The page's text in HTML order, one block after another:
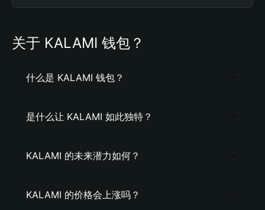
关于 KALAMI 钱包？
什么是 KALAMI 钱包？
是什么让 KALAMI 如此独特？
KALAMI 的未来潜力如何？
KALAMI 的价格会上涨吗？